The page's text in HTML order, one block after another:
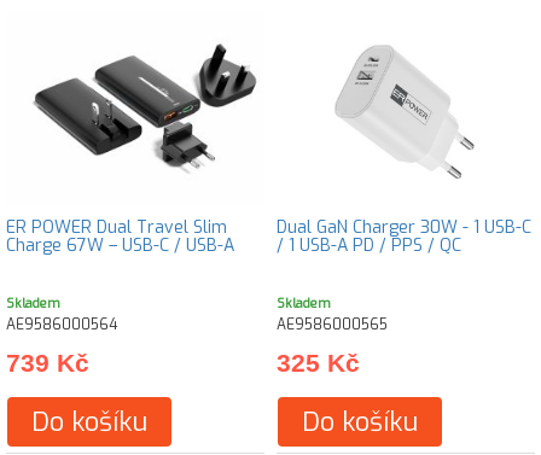
ER POWER Dual Travel Slim
Charge 67W – USB-C / USB-A
Skladem
AE9586000564
739 Kč
Do košíku
Dual GaN Charger 30W - 1 USB-C
/ 1 USB-A PD / PPS / QC
Skladem
AE9586000565
325 Kč
Do košíku